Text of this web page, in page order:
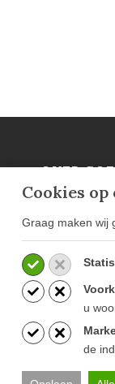
Cookies
Graag maken wij
u
de
OVER
Over Ons
Blog